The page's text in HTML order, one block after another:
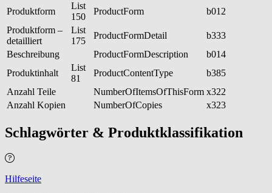
Produktform
List
150
ProductForm
b012
Produktform –
detailliert
List
175
ProductFormDetail
b333
Beschreibung
ProductFormDescription
b014
Produktinhalt
List
81
ProductContentType
b385
Anzahl Teile
NumberOfItemsOfThisForm x322
Anzahl Kopien
NumberOfCopies x323
Schlagwörter & Produktklassifikation
Hilfeseite